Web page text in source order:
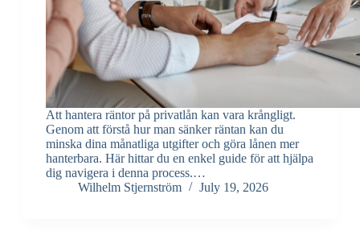
Att hantera räntor på privatlån kan vara krångligt.
Genom att förstå hur man sänker räntan kan du
minska dina månatliga utgifter och göra lånen mer
hanterbara. Här hittar du en enkel guide för att hjälpa
dig navigera i denna process.…
Wilhelm Stjernström
July 19, 2026